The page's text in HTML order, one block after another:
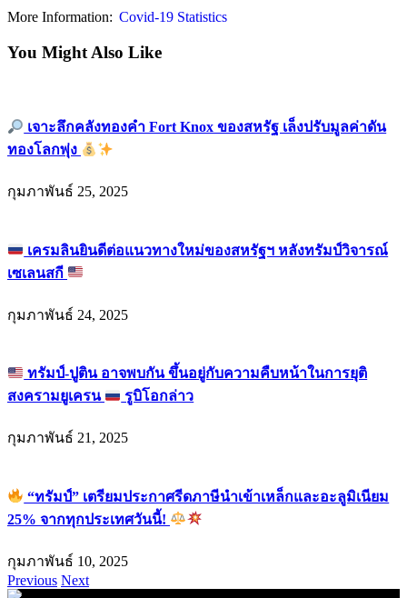
More Information: Covid-19 Statistics
You Might Also Like
เจาะลึกคลังทองคำ Fort Knox ของสหรัฐ เล็งปรับมูลค่าดัน
ทองโลกพุ่ง
กุมภาพันธ์ 25, 2025
เครมลินยินดีต่อแนวทางใหม่ของสหรัฐฯ หลังทรัมป์วิจารณ์
เซเลนสกี
กุมภาพันธ์ 24, 2025
ทรัมป์-ปูติน อาจพบกัน ขึ้นอยู่กับความคืบหน้าในการยุติ
สงครามยูเครน
รูบิโอกล่าว
กุมภาพันธ์ 21, 2025
“ทรัมป์” เตรียมประกาศรีดภาษีนำเข้าเหล็กและอะลูมิเนียม
25% จากทุกประเทศวันนี้!
กุมภาพันธ์ 10, 2025
Previous Next